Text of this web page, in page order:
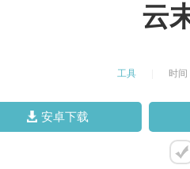
云
工具 时
安卓下载